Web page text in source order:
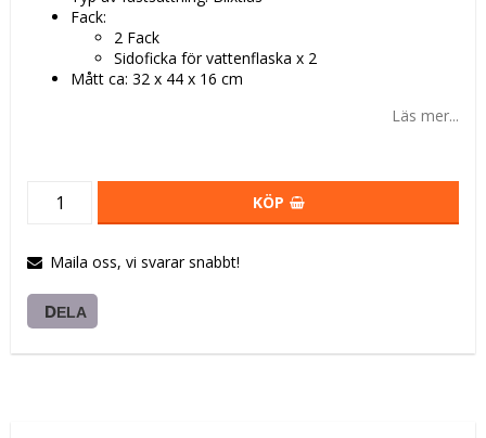
Fack:
2 Fack
Sidoficka för vattenflaska x 2
Mått ca: 32 x 44 x 16 cm
Läs mer...
KÖP
Maila oss, vi svarar snabbt!
DELA